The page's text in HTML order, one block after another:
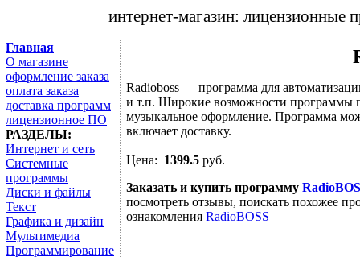
интернет-магазин:
Главная
О магазине
оформление заказа
оплата заказа
доставка программ
лицензионное ПО
РАЗДЕЛЫ:
Интернет и сеть
Системные
программы
Диски и файлы
Текст
Графика и дизайн
Мультимедиа
Программирование
Radioboss — программа для
и т.п. Широкие возможности программы
музыкальное оформление. Программа
включает доставку.
Цена: 1399.5 руб.
Заказать и купить программу
посмотреть отзывы, поискать похожее
ознакомления RadioBOSS